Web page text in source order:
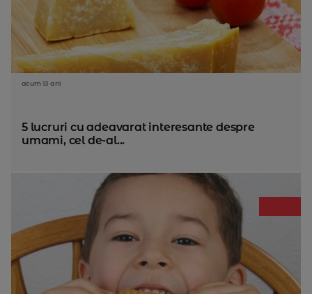
acum 13 ani
5 lucruri cu adeavarat interesante despre
umami, cel de-al...